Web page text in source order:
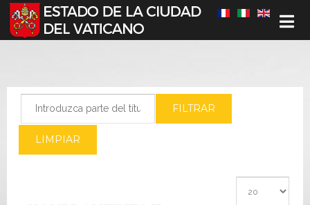
Seleccione su idioma
FILTRAR
LIMPIAR